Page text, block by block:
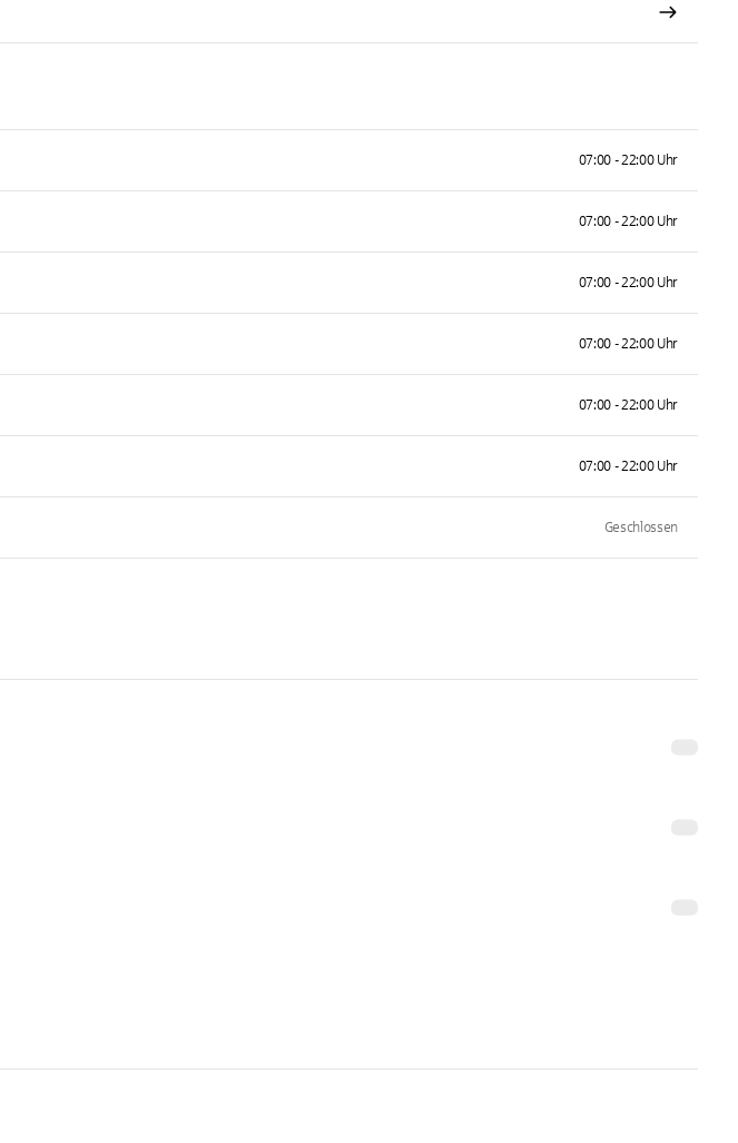
07:00 - 22:00 Uhr
07:00 - 22:00 Uhr
07:00 - 22:00 Uhr
07:00 - 22:00 Uhr
07:00 - 22:00 Uhr
07:00 - 22:00 Uhr
Geschlossen